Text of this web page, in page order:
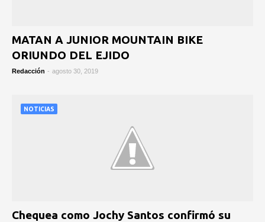
MATAN A JUNIOR MOUNTAIN BIKE
ORIUNDO DEL EJIDO
Redacción - agosto 30, 2019
NOTICIAS
Chequea como Jochy Santos confirmó su